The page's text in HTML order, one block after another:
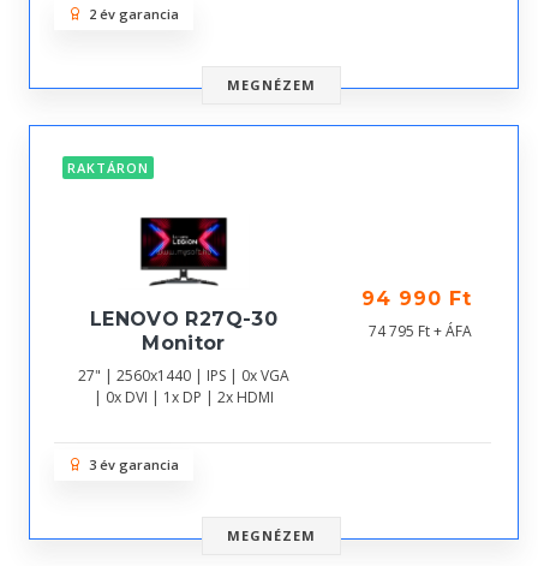
2 év garancia
MEGNÉZEM
RAKTÁRON
LENOVO R27Q-30
Monitor
27" | 2560x1440 | IPS | 0x VGA
| 0x DVI | 1x DP | 2x HDMI
94 990 Ft
74 795 Ft + ÁFA
3 év garancia
MEGNÉZEM